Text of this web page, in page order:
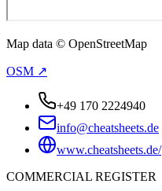
Map data © OpenStreetMap
OSM ↗
+49 170 2224940
info@cheatsheets.de
www.cheatsheets.de/
COMMERCIAL REGISTER